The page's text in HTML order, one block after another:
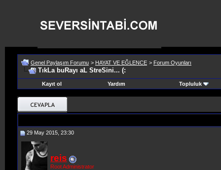
Genel Paylaşım Forumu > HAYAT VE EĞLENCE > Forum Oyunları
TıkLa buRayı aL StreSini... (:
Kayıt ol Yardım Topluluk
29 May 2015, 23:30
reis
Root Administrator